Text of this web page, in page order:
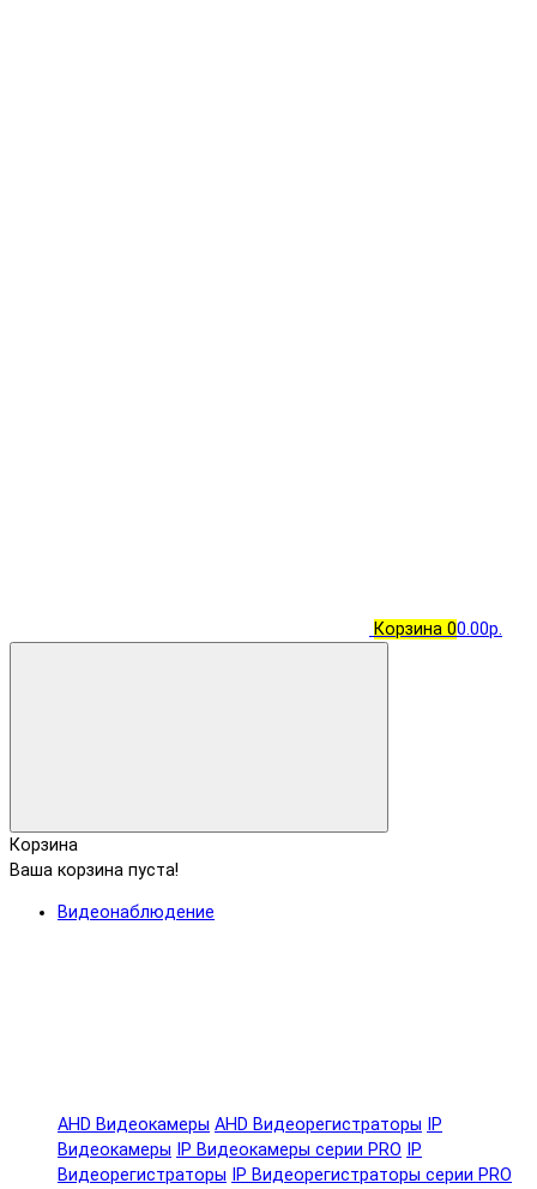
Корзина 00.00р.
Корзина
Ваша корзина пуста!
Видеонаблюдение
AHD Видеокамеры AHD Видеорегистраторы IP
Видеокамеры IP Видеокамеры серии PRO IP
Видеорегистраторы IP Видеорегистраторы серии PRO